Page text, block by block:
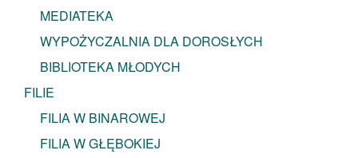
MEDIATEKA
WYPOŻYCZALNIA DLA DOROSŁYCH
BIBLIOTEKA MŁODYCH
FILIE
FILIA W BINAROWEJ
FILIA W GŁĘBOKIEJ